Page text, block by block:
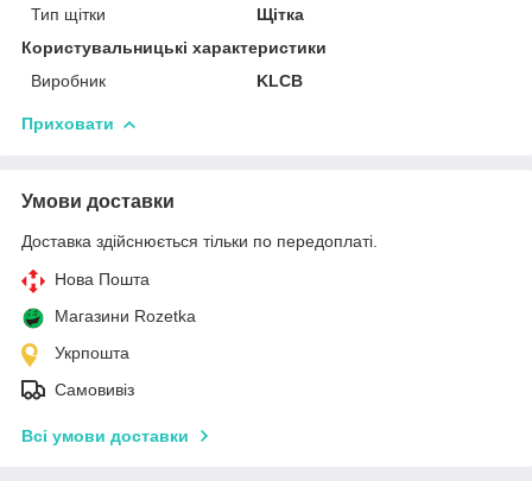
Тип щітки
Щітка
Користувальницькі характеристики
Виробник
KLCB
Приховати
Умови доставки
Доставка здійснюється тільки по передоплаті.
Нова Пошта
Магазини Rozetka
Укрпошта
Самовивіз
Всі умови доставки